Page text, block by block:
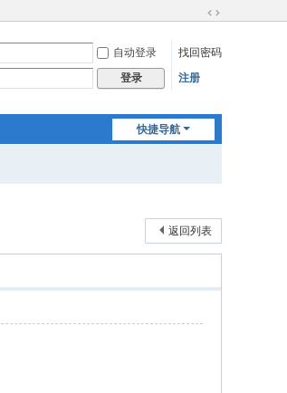
换
到
自动登录
找回密码
登录 注册
快捷导航
返回列表